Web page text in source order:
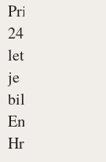
Pri
24
letih
je
bila
Ema
Hrustanović